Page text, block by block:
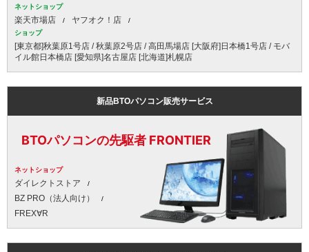
ネットショップ
楽天市場店 ヤフオク！店
ショップ
[東京都]秋葉原1号店 / 秋葉原2号店 / 高田馬場店 [大阪府]日本橋1号店 / モバ
イル館日本橋店 [愛知県]名古屋店 [北海道]札幌店
新品BTOパソコン販売サービス
BTOパソコンの先駆者 FRONTIER
ネットショップ
ダイレクトストア
BZ PRO（法人向け）
FREX∀R